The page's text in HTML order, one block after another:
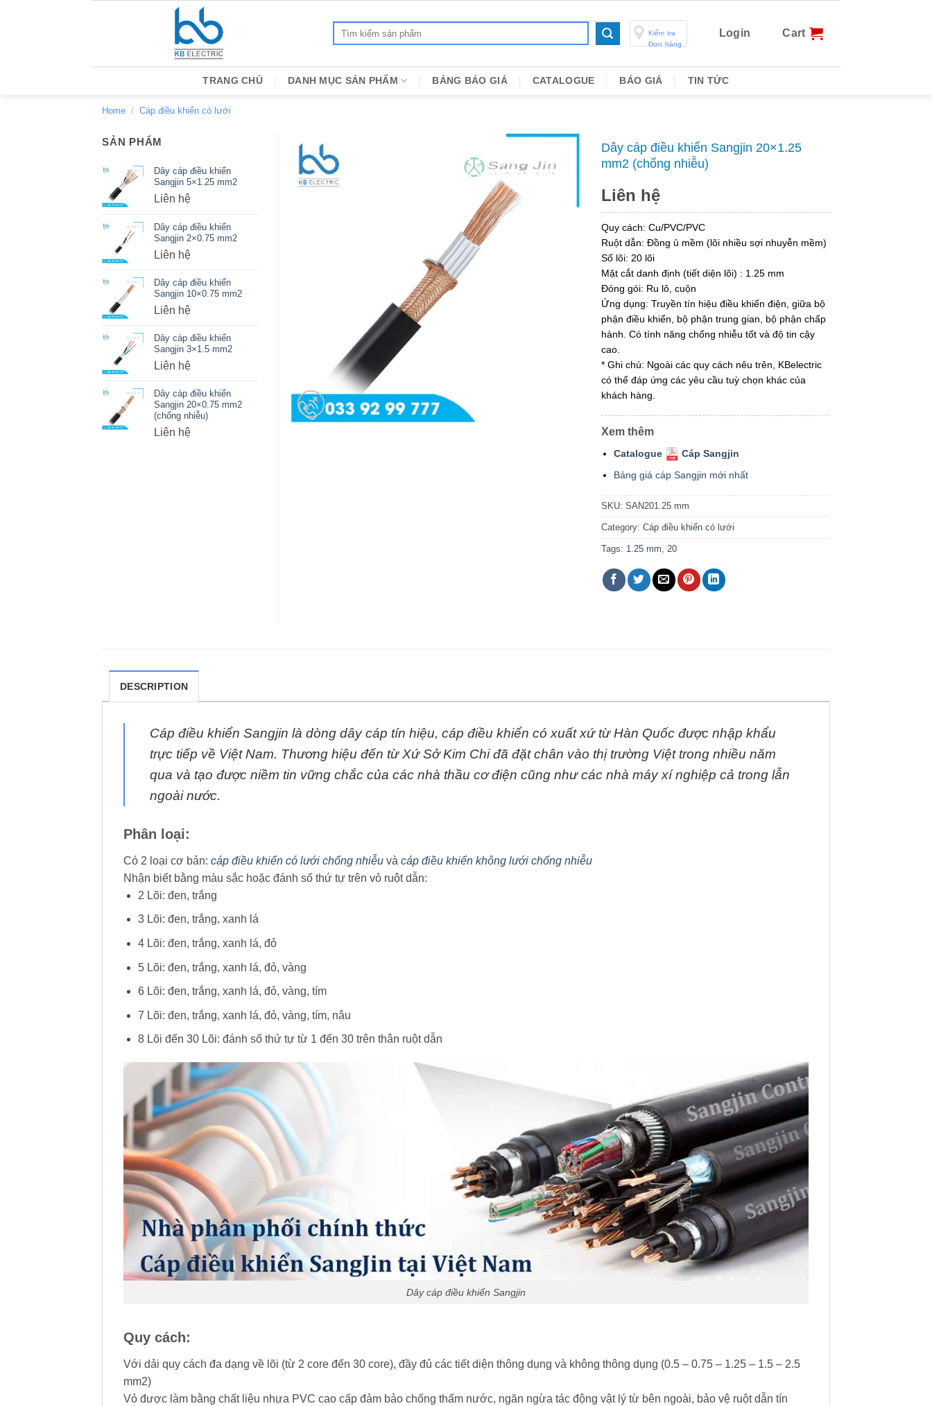
Kiểm tra
Đơn hàng
Login Cart
TRANG CHỦ DANH MỤC SẢN PHẨM BẢNG BÁO GIÁ CATALOGUE BÁO GIÁ TIN TỨC
Home / Cáp điều khiển có lưới
Dây cáp điều khiển Sangjin 20×1.25
mm2 (chống nhiễu)
Liên hệ
Quy cách: Cu/PVC/PVC
Ruột dẫn: Đồng ủ mềm (lõi nhiều sợi nhuyễn mềm)
Số lõi: 20 lõi
Mặt cắt danh định (tiết diện lõi) : 1.25 mm
Đóng gói: Ru lô, cuộn
Ứng dụng: Truyền tín hiệu điều khiển điện, giữa bộ
phận điều khiển, bộ phận trung gian, bộ phận chấp
hành. Có tính năng chống nhiễu tốt và độ tin cậy
cao.
* Ghi chú: Ngoài các quy cách nêu trên, KBelectric
có thể đáp ứng các yêu cầu tuỳ chọn khác của
khách hàng.
Xem thêm
Catalogue
Cáp Sangjin
Bảng giá cáp Sangjin mới nhất
SKU: SAN201.25 mm
Category: Cáp điều khiển có lưới
Tags: 1.25 mm 20
SẢN PHẨM
Dây cáp điều khiển
Sangjin 5×1.25 mm2
Liên hệ
Dây cáp điều khiển
Sangjin 2×0.75 mm2
Liên hệ
Dây cáp điều khiển
Sangjin 10×0.75 mm2
Liên hệ
Dây cáp điều khiển
Sangjin 3×1.5 mm2
Liên hệ
Dây cáp điều khiển
Sangjin 20×0.75 mm2
(chống nhiễu)
Liên hệ
DESCRIPTION
Cáp điều khiển Sangjin là dòng dây cáp tín hiệu, cáp điều khiển có xuất xứ từ Hàn Quốc được nhập khẩu
trực tiếp về Việt Nam. Thương hiệu đến từ Xứ Sở Kim Chi đã đặt chân vào thị trường Việt trong nhiều năm
qua và tạo được niềm tin vững chắc của các nhà thầu cơ điện cũng như các nhà máy xí nghiệp cả trong lẫn
ngoài nước.
Phân loại:
Có 2 loại cơ bản: cáp điều khiển có lưới chống nhiễu và cáp điều khiển không lưới chống nhiễu
Nhận biết bằng màu sắc hoặc đánh số thứ tự trên vỏ ruột dẫn:
2 Lõi: đen, trắng
3 Lõi: đen, trắng, xanh lá
4 Lõi: đen, trắng, xanh lá, đỏ
5 Lõi: đen, trắng, xanh lá, đỏ, vàng
6 Lõi: đen, trắng, xanh lá, đỏ, vàng, tím
7 Lõi: đen, trắng, xanh lá, đỏ, vàng, tím, nâu
8 Lõi đến 30 Lõi: đánh số thứ tự từ 1 đến 30 trên thân ruột dẫn
Dây cáp điều khiển Sangjin
Quy cách:
Với dải quy cách đa dạng về lõi (từ 2 core đến 30 core), đầy đủ các tiết diện thông dụng và không thông dụng (0.5 – 0.75 – 1.25 – 1.5 – 2.5
mm2)
Vỏ được làm bằng chất liệu nhựa PVC cao cấp đảm bảo chống thấm nước, ngăn ngừa tác động vật lý từ bên ngoài, bảo vệ ruột dẫn tín